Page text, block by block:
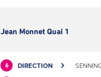
Jean Monnet Quai 1
6 DIRECTION